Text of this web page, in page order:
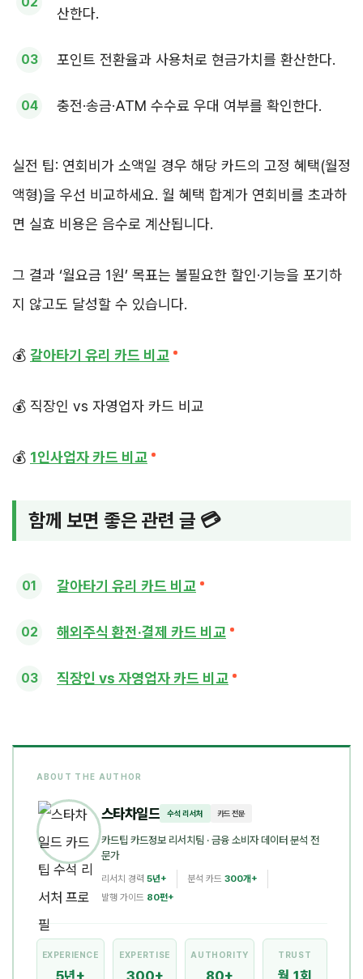
산한다.
포인트 전환율과 사용처로 현금가치를 환산한다.
충전·송금·ATM 수수료 우대 여부를 확인한다.
실전 팁: 연회비가 소액일 경우 해당 카드의 고정 혜택(월정
액형)을 우선 비교하세요. 월 혜택 합계가 연회비를 초과하
면 실효 비용은 음수로 계산됩니다.
그 결과 ‘월요금 1원’ 목표는 불필요한 할인·기능을 포기하
지 않고도 달성할 수 있습니다.
💰 갈아타기 유리 카드 비교
💰 직장인 vs 자영업자 카드 비교
💰 1인사업자 카드 비교
함께 보면 좋은 관련 글 💳
갈아타기 유리 카드 비교
해외주식 환전·결제 카드 비교
직장인 vs 자영업자 카드 비교
ABOUT THE AUTHOR
스타차일드 수석 리서처 카드 전문
카드팁 카드정보 리서치팀 · 금융 소비자 데이터 분석 전
문가
리서치 경력 5년+ 분석 카드 300개+
발행 가이드 80편+
EXPERIENCE
5년+
EXPERTISE
300+
AUTHORITY
80+
TRUST
월 1회